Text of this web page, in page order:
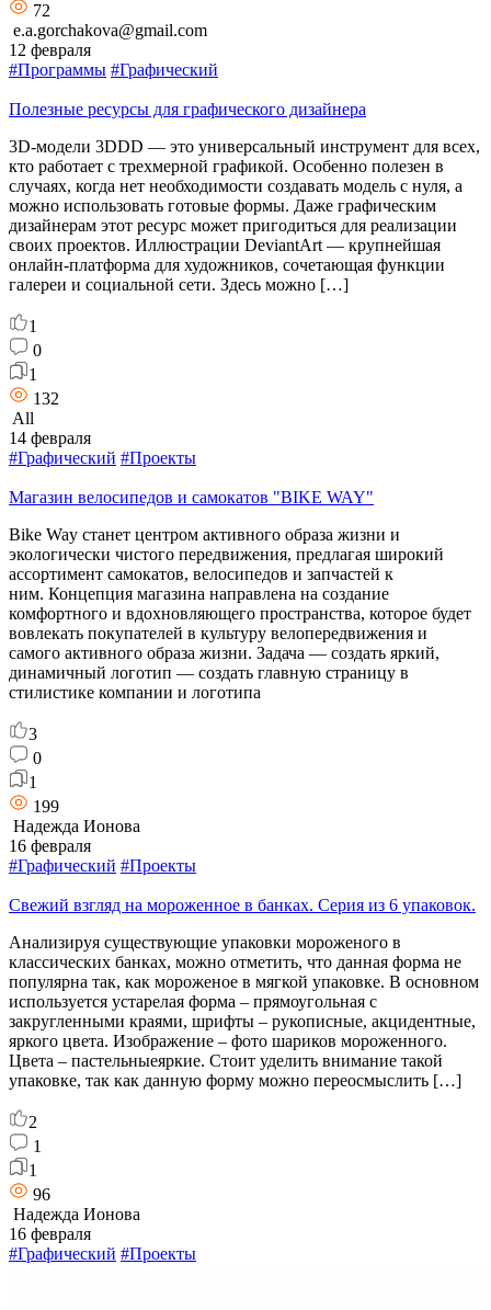
72
e.a.gorchakova@gmail.com
12 февраля
#Программы #Графический
Полезные ресурсы для графического дизайнера
3D-модели 3DDD — это универсальный инструмент для всех,
кто работает с трехмерной графикой. Особенно полезен в
случаях, когда нет необходимости создавать модель с нуля, а
можно использовать готовые формы. Даже графическим
дизайнерам этот ресурс может пригодиться для реализации
своих проектов. Иллюстрации DeviantArt — крупнейшая
онлайн-платформа для художников, сочетающая функции
галереи и социальной сети. Здесь можно […]
1
0
1
132
All
14 февраля
#Графический #Проекты
Магазин велосипедов и самокатов "BIKE WAY"
Bike Way станет центром активного образа жизни и
экологически чистого передвижения, предлагая широкий
ассортимент самокатов, велосипедов и запчастей к
ним. Концепция магазина направлена на создание
комфортного и вдохновляющего пространства, которое будет
вовлекать покупателей в культуру велопередвижения и
самого активного образа жизни. Задача — создать яркий,
динамичный логотип — создать главную страницу в
стилистике компании и логотипа
3
0
1
199
Надежда Ионова
16 февраля
#Графический #Проекты
Свежий взгляд на мороженное в банках. Серия из 6 упаковок.
Анализируя существующие упаковки мороженого в
классических банках, можно отметить, что данная форма не
популярна так, как мороженое в мягкой упаковке. В основном
используется устарелая форма – прямоугольная с
закругленными краями, шрифты – рукописные, акцидентные,
яркого цвета. Изображение – фото шариков мороженного.
Цвета – пастельныеяркие. Стоит уделить внимание такой
упаковке, так как данную форму можно переосмыслить […]
2
1
1
96
Надежда Ионова
16 февраля
#Графический #Проекты